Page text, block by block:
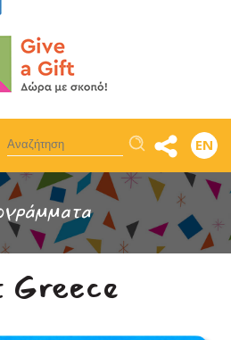
Αναζήτηση EN